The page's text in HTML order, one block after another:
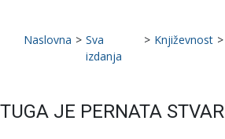
Naslovna > Sva
izdanja
> Književnost >
TUGA JE PERNATA STVAR